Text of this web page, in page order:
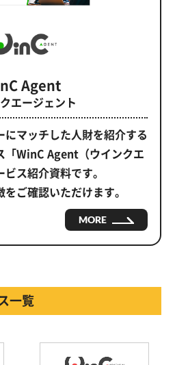
Agent
エージェント
にマッチした人財を紹介する
「WinC Agent（ウインクエ
ス紹介資料です。
ご確認いただけます。
MORE
一覧